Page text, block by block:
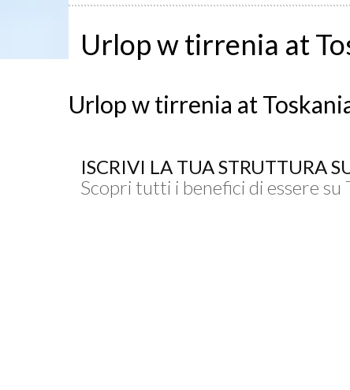
Urlop w tirrenia at
Urlop w tirrenia at
ISCRIVI LA TUA STRUTTURA
Scopri tutti i benefici di essere